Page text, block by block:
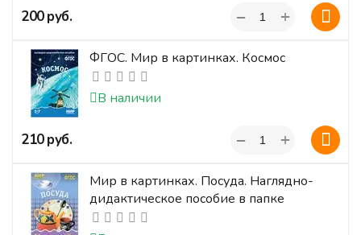
‍200‍руб. +
−
ФГОС. Мир в картинках. Космос
В наличии
‍210‍руб. +
−
Мир в картинках. Посуда. Наглядно-
дидактическое пособие в папке